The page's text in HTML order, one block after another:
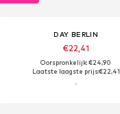
DAY BERLIN
€22,41
Oorspronkelijk: €24,90
Laatste laagste prijs:€22,41